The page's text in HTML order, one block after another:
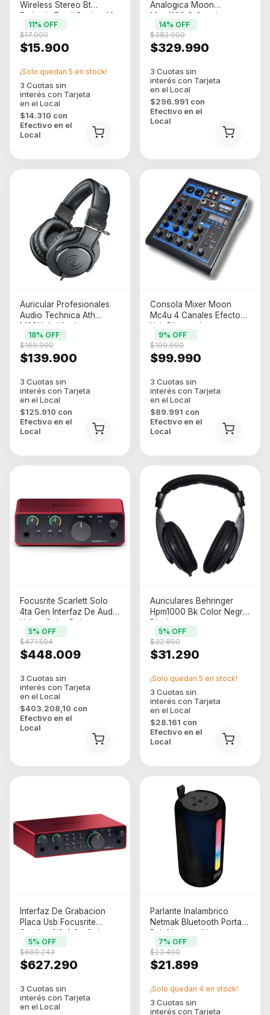
Wireless Stereo Bt
Earbuds Tactil Btwins 49
Color Blanco
$15.900
$17.900
11% OFF
$14.310 con
Efectivo en el
Local
¡Solo quedan 5 en stock!
Analogica Moon
Mpm1106 6 Canales
Bluetooth 250w
$329.990
$382.900
14% OFF
$296.991 con
Efectivo en el
Local
Auricular Profesionales
Audio Technica Ath
M20X de Vincha
$139.900
$169.900
18% OFF
$125.910 con
Efectivo en el
Local
Consola Mixer Moon
Mc4u 4 Canales Efectos
Usb Bluetooth
$99.990
$109.990
9% OFF
$89.991 con
Efectivo en el
Local
Focusrite Scarlett Solo
4ta Gen Interfaz De Audio
Usb-c Color Rojo
$448.009
$471.594
5% OFF
$403.208,10 con
Efectivo en el
Local
Auriculares Behringer
Hpm1000 Bk Color Negro
Black
$31.290
$32.890
5% OFF
$28.161 con
Efectivo en el
Local
¡Solo quedan 5 en stock!
Interfaz De Grabacion
Placa Usb Focusrite
Scarlett 2i2 4 Gn Color
Rojo
$627.290
$660.243
5% OFF
Parlante Inalambrico
Netmak Bluetooth Portatil
Rgb Nm-muv Negro
$21.899
$23.490
7% OFF
¡Solo quedan 4 en stock!